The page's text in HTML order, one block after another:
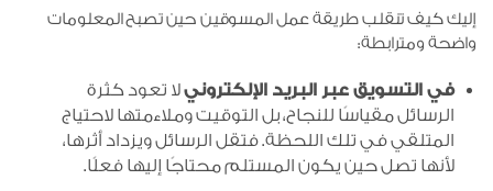
إليك كيف تنقلب طريقة عمل المسوقين حين تصبح المعلومات
واضحة ومترابطة:
في التسويق عبر البريد الإلكترونيلا تعود كثرة
الرسائل مقياسًا للنجاح، بل التوقيت وملاءمتها لاحتياج
المتلقي في تلك اللحظة. فتقل الرسائل ويزداد أثرها،
لأنها تصل حين يكون المستلم محتاجًا إليها فعلًا.